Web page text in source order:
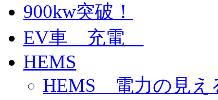
900kw突破！
EV車 充電
HEMS
HEMS 電力の見え